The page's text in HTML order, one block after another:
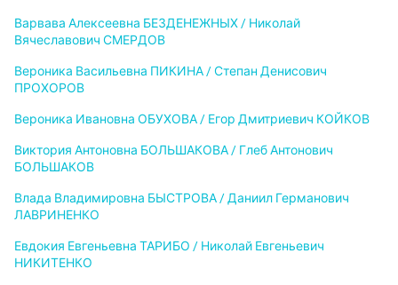
Варвава Алексеевна БЕЗДЕНЕЖНЫХ / Николай
Вячеславович СМЕРДОВ
Вероника Васильевна ПИКИНА / Степан Денисович
ПРОХОРОВ
Вероника Ивановна ОБУХОВА / Егор Дмитриевич КОЙКОВ
Виктория Антоновна БОЛЬШАКОВА / Глеб Антонович
БОЛЬШАКОВ
Влада Владимировна БЫСТРОВА / Даниил Германович
ЛАВРИНЕНКО
Евдокия Евгеньевна ТАРИБО / Николай Евгеньевич
НИКИТЕНКО